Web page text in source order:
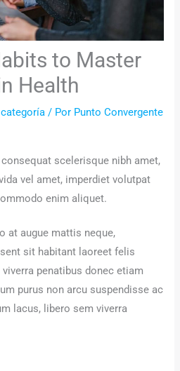
to Master
Health
/ Por Punto Convergente
scelerisque nibh amet,
vel amet, imperdiet volutpat
enim aliquet.
at augue mattis neque,
sit habitant laoreet felis
penatibus donec etiam
purus non arcu suspendisse ac
lacus, libero sem viverra